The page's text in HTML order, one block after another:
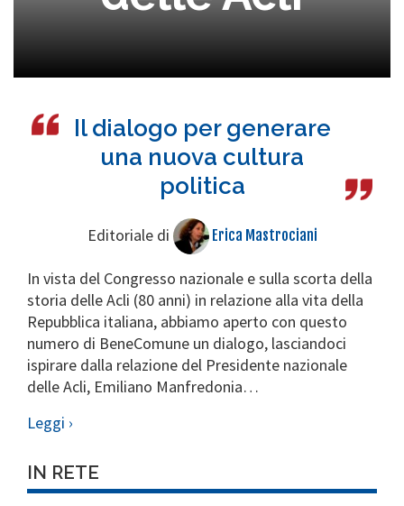
Il dialogo per generare
una nuova cultura
politica
Editoriale di Erica Mastrociani
In vista del Congresso nazionale e sulla scorta della
storia delle Acli (80 anni) in relazione alla vita della
Repubblica italiana, abbiamo aperto con questo
numero di BeneComune un dialogo, lasciandoci
ispirare dalla relazione del Presidente nazionale
delle Acli, Emiliano Manfredonia…
Leggi ›
IN RETE